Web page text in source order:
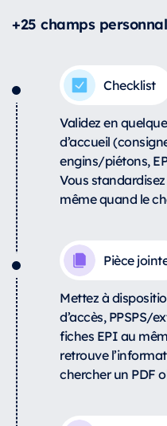
+25 champs
Checklist
Validez en
d’accueil
engins/piétons,
Vous
même quand le
Pièce
Mettez à
d’accès, PPSPS/
fiches EPI au
retrouve
chercher un PDF